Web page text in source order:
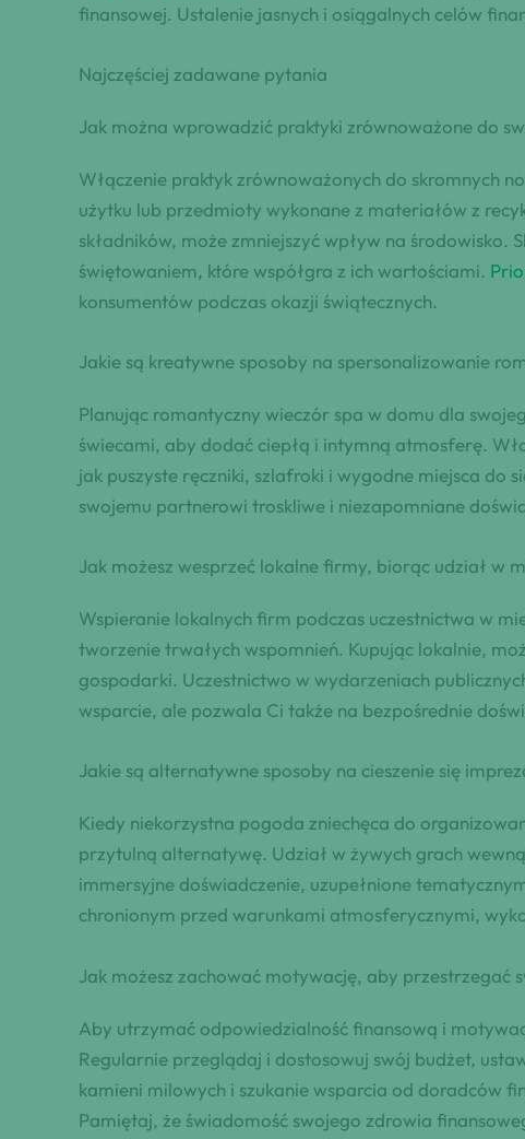
finansowej. Ustalenie jasnych i osiągalnych celów
Najczęściej zadawane pytania
Jak można wprowadzić praktyki zrównoważone do
Włączenie praktyk zrównoważonych do skromnych
użytku lub przedmioty wykonane z materiałów z
składników, może zmniejszyć wpływ na
świętowaniem, które współgra z ich wartościami.
konsumentów podczas okazji świątecznych.
Jakie są kreatywne sposoby na spersonalizowanie
Planując romantyczny wieczór spa w domu dla
świecami, aby dodać ciepłą i intymną atmosferę.
jak puszyste ręczniki, szlafroki i wygodne miejsca do
swojemu partnerowi troskliwe i niezapomniane
Jak możesz wesprzeć lokalne firmy, biorąc udział w
Wspieranie lokalnych firm podczas uczestnictwa w
tworzenie trwałych wspomnień. Kupując lokalnie,
gospodarki. Uczestnictwo w wydarzeniach
wsparcie, ale pozwala Ci także na bezpośrednie
Jakie są alternatywne sposoby na cieszenie się
Kiedy niekorzystna pogoda zniechęca do
przytulną alternatywę. Udział w żywych grach
immersyjne doświadczenie, uzupełnione
chronionym przed warunkami atmosferycznymi,
Jak możesz zachować motywację, aby przestrzegać
Aby utrzymać odpowiedzialność finansową i
Regularnie przeglądaj i dostosowuj swój budżet,
kamieni milowych i szukanie wsparcia od doradców
Pamiętaj, że świadomość swojego zdrowia